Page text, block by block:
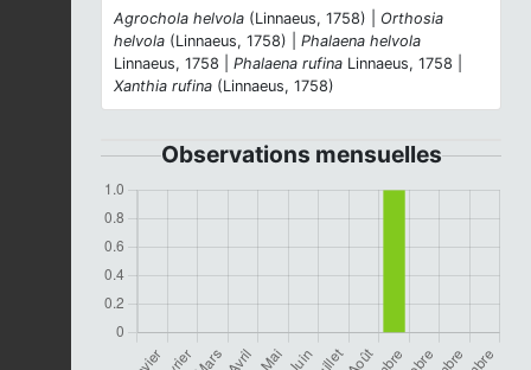
Agrochola helvola (Linnaeus, 1758) | Orthosia
helvola (Linnaeus, 1758) | Phalaena helvola
Linnaeus, 1758 | Phalaena rufina Linnaeus, 1758 |
Xanthia rufina (Linnaeus, 1758)
Observations mensuelles